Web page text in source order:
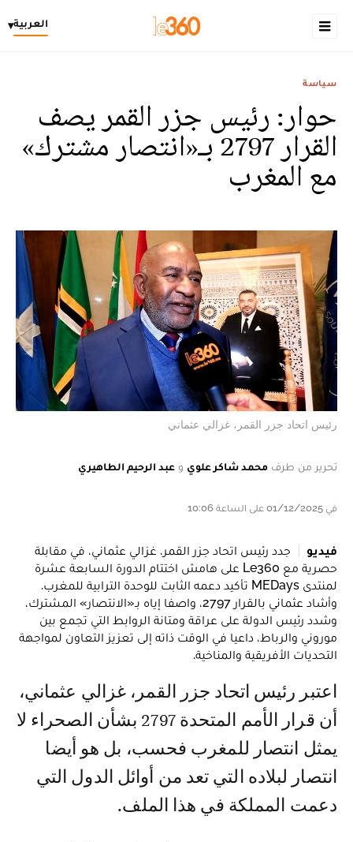
العربية▾
سياسة
حوار: رئيس جزر القمر يصف
القرار 2797 بـ«انتصار مشترك»
مع المغرب
رئيس اتحاد جزر القمر، غزالي عثماني
تحرير من طرف محمد شاكر علوي و عبد الرحيم الطاهيري
في 01/12/2025 على الساعة 10:06
فيديو
جدد رئيس اتحاد جزر القمر، غزالي عثماني، في مقابلة
حصرية مع Le360 على هامش اختتام الدورة السابعة عشرة
لمنتدى MEDays تأكيد دعمه الثابت للوحدة الترابية للمغرب.
وأشاد عثماني بالقرار 2797، واصفا إياه بـ«الانتصار» المشترك،
وشدد رئيس الدولة على عراقة ومتانة الروابط التي تجمع بين
موروني والرباط، داعيا في الوقت ذاته إلى تعزيز التعاون لمواجهة
التحديات الأفريقية والمناخية.
اعتبر رئيس اتحاد جزر القمر، غزالي عثماني،
أن قرار الأمم المتحدة 2797 بشأن الصحراء لا
يمثل انتصار للمغرب فحسب، بل هو أيضا
انتصار لبلاده التي تعد من أوائل الدول التي
دعمت المملكة في هذا الملف.